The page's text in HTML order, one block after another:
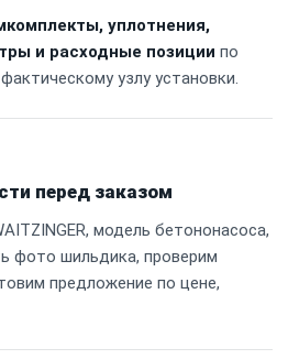
уплотнения,
и расходные позиции по
узлу установки.
перед заказом
модель бетононасоса,
фото шильдика, проверим
предложение по цене,